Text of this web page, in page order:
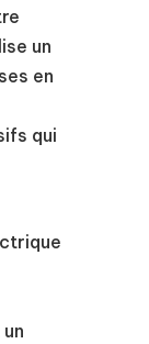
un
en
qui